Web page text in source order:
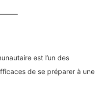
est l’un des
de se préparer à une